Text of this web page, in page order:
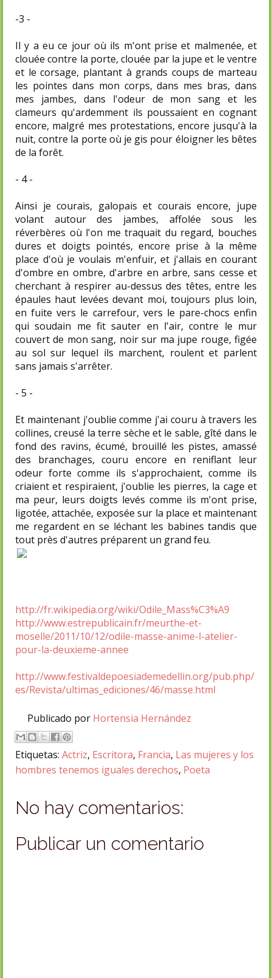
-3 -
Il y a eu ce jour où ils m'ont prise et malmenée, et
clouée contre la porte, clouée par la jupe et le ventre
et le corsage, plantant à grands coups de marteau
les pointes dans mon corps, dans mes bras, dans
mes jambes, dans l'odeur de mon sang et les
clameurs qu'ardemment ils poussaient en cognant
encore, malgré mes protestations, encore jusqu'à la
nuit, contre la porte où je gis pour éloigner les bêtes
de la forêt.
- 4 -
Ainsi je courais, galopais et courais encore, jupe
volant autour des jambes, affolée sous les
réverbères où l'on me traquait du regard, bouches
dures et doigts pointés, encore prise à la même
place d'où je voulais m'enfuir, et j'allais en courant
d'ombre en ombre, d'arbre en arbre, sans cesse et
cherchant à respirer au-dessus des têtes, entre les
épaules haut levées devant moi, toujours plus loin,
en fuite vers le carrefour, vers le pare-chocs enfin
qui soudain me fit sauter en l'air, contre le mur
couvert de mon sang, noir sur ma jupe rouge, figée
au sol sur lequel ils marchent, roulent et parlent
sans jamais s'arrêter.
- 5 -
Et maintenant j'oublie comme j'ai couru à travers les
collines, creusé la terre sèche et le sable, gîté dans le
fond des ravins, écumé, brouillé les pistes, amassé
des branchages, couru encore en reniflant leur
odeur forte comme ils s'approchaient, comme ils
criaient et respiraient, j'oublie les pierres, la cage et
ma peur, leurs doigts levés comme ils m'ont prise,
ligotée, attachée, exposée sur la place et maintenant
me regardent en se léchant les babines tandis que
tout près d'autres préparent un grand feu.
http://fr.wikipedia.org/wiki/Odile_Mass%C3%A9
http://www.estrepublicain.fr/meurthe-et-
moselle/2011/10/12/odile-masse-anime-l-atelier-
pour-la-deuxieme-annee
http://www.festivaldepoesiademedellin.org/pub.php/
es/Revista/ultimas_ediciones/46/masse.html
Publicado por Hortensia Hernández
Etiquetas: Actriz, Escritora, Francia, Las mujeres y los
hombres tenemos iguales derechos, Poeta
No hay comentarios:
Publicar un comentario